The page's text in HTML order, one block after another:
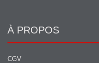
À PROPOS
CGV